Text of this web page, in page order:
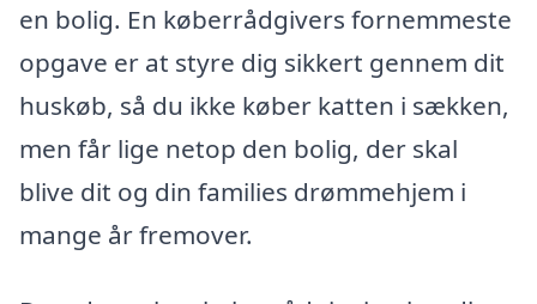
en bolig. En køberrådgivers fornemmeste
opgave er at styre dig sikkert gennem dit
huskøb, så du ikke køber katten i sækken,
men får lige netop den bolig, der skal
blive dit og din families drømmehjem i
mange år fremover.